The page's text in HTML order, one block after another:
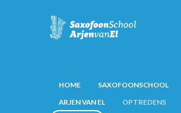
HOME
SAXOFOONSCHOOL
ARJEN VAN EL
OPTREDENS